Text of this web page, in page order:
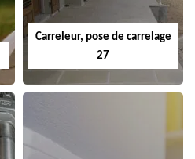
Carreleur, pose de carrelage
27